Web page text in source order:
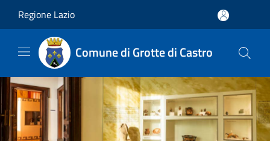
Regione Lazio
Comune di Grotte di Castro